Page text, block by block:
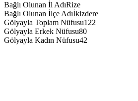
Bağlı Olunan İl AdıRize
Bağlı Olunan İlçe Adıİkizdere
Gölyayla Toplam Nüfusu122
Gölyayla Erkek Nüfusu80
Gölyayla Kadın Nüfusu42